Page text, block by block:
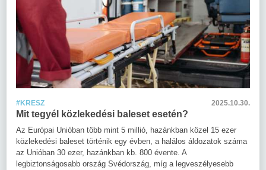
#KRESZ 2025.10.30.
Mit tegyél közlekedési baleset esetén?
Az Európai Unióban több mint 5 millió, hazánkban közel 15 ezer
közlekedési baleset történik egy évben, a halálos áldozatok száma
az Unióban 30 ezer, hazánkban kb. 800 évente. A
legbiztonságosabb ország Svédország, míg a legveszélyesebb